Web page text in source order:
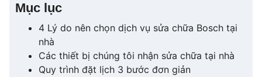
Mục lục
4 Lý do nên chọn dịch vụ sửa chữa Bosch tại
nhà
Các thiết bị chúng tôi nhận sửa chữa tại nhà
Quy trình đặt lịch 3 bước đơn giản